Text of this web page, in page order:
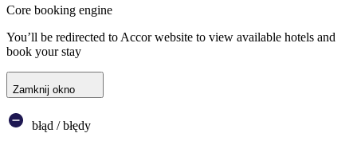
Core booking engine
You’ll be redirected to Accor website to view available hotels and
book your stay
Zamknij okno
błąd / błędy